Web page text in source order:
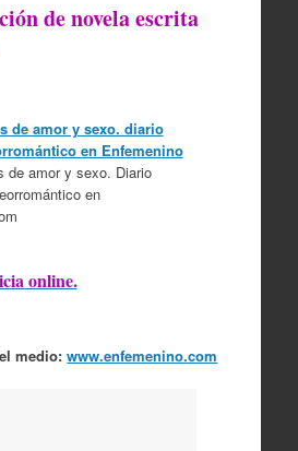
de novela escrita
de amor y sexo. Diario
en
online.
medio:www.enfemenino.com